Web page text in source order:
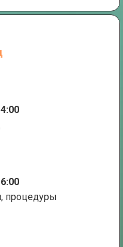
процедуры